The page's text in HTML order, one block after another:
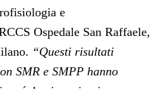
e
Ospedale San Raffaele,
. “Questi risultati
SMR e SMPP hanno